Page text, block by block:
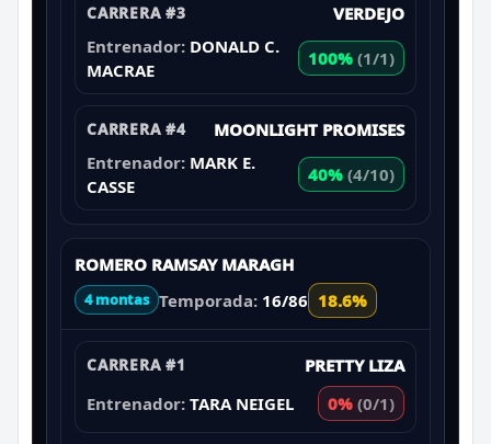
CARRERA #3
VERDEJO
Entrenador: DONALD C.
MACRAE
100% (1/1)
CARRERA #4
MOONLIGHT PROMISES
Entrenador: MARK E.
CASSE
40% (4/10)
ROMERO RAMSAY MARAGH
4 montas Temporada: 16/86 18.6%
CARRERA #1
PRETTY LIZA
Entrenador: TARA NEIGEL 0% (0/1)